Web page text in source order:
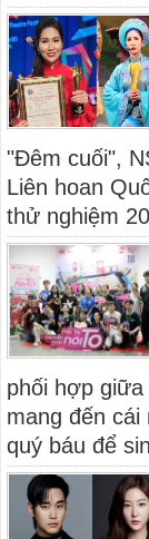
"Đêm cuối",
Liên hoan
thử nghiệm
phối hợp
mang đến
quý báu để